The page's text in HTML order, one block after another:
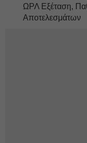
ΩΡΛ Εξέταση,
Αποτελεσμάτων